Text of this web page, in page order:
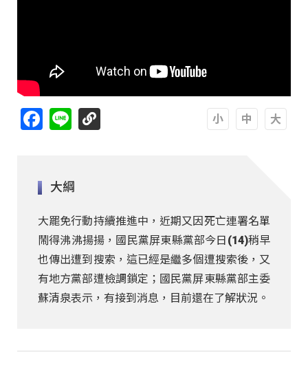
Facebook
Line
大綱
大罷免行動持續推進中，近期又因死亡連署名單
鬧得沸沸揚揚，國民黨屏東縣黨部今日(14)稍早
也傳出遭到搜索，這已經是繼多個遭搜索後，又
有地方黨部遭檢調鎖定；國民黨屏東縣黨部主委
蘇清泉表示，有接到消息，目前還在了解狀況。